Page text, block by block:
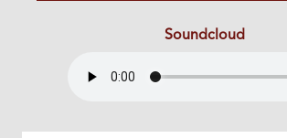
Soundcloud